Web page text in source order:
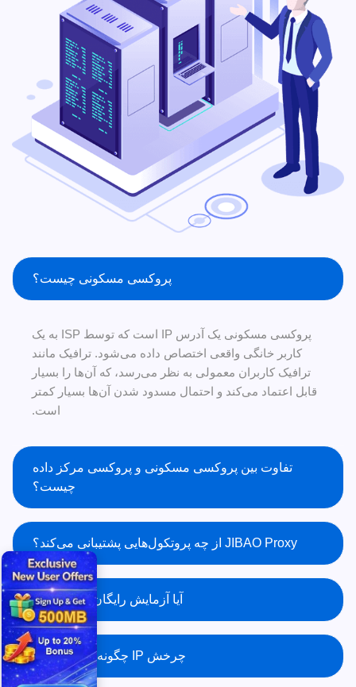
پروکسی مسکونی چیست؟
پروکسی مسکونی یک آدرس IP است که توسط ISP به یک
کاربر خانگی واقعی اختصاص داده می‌شود. ترافیک مانند
ترافیک کاربران معمولی به نظر می‌رسد، که آن‌ها را بسیار
قابل اعتماد می‌کند و احتمال مسدود شدن آن‌ها بسیار کمتر
است.
تفاوت بین پروکسی مسکونی و پروکسی مرکز داده
چیست؟
JIBAO Proxy از چه پروتکول‌هایی پشتیبانی می‌کند؟
آیا آزمایش رایگان وجود دارد؟
چرخش IP چگونه کار می‌کند؟